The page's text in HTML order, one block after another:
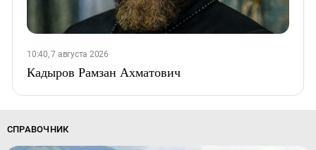
10:40, 7 августа 2026
Кадыров Рамзан Ахматович
СПРАВОЧНИК